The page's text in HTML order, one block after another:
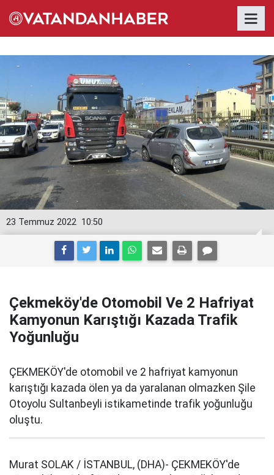
10:50
23 Temmuz 2022
Çekmeköy'de Otomobil Ve 2 Hafriyat
Kamyonun Karıştığı Kazada Trafik
Yoğunluğu
ÇEKMEKÖY'de otomobil ve 2 hafriyat kamyonun
karıştığı kazada ölen ya da yaralanan olmazken Şile
Otoyolu Sultanbeyli istikametinde trafik yoğunluğu
oluştu.
Murat SOLAK / İSTANBUL, (DHA)- ÇEKMEKÖY'de